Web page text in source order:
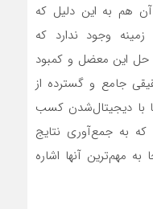
هم به این دلیل که
وجود ندارد که
حل این معضل و کمبود
جامع و گسترده از
با دیجیتال‌‌‌شدن کسب
به جمع‌‌‌آوری نتایج
مهم‌ترین آنها اشاره